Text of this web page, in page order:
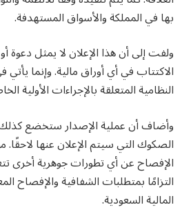
بها في المملكة والأسواق المستهدفة.
ولفت إلى أن هذا الإعلان لا يمثل دعوة
الاكتتاب في أي أوراق مالية. وإنما
النظامية المتعلقة بالإجراءات الأولية
وأضاف أن عملية الإصدار ستخضع
الصكوك التي سيتم الإعلان عنها
الإفصاح عن أي تطورات جوهرية أخرى
التزامًا بمتطلبات الشفافية والإفصاح
المالية السعودية.